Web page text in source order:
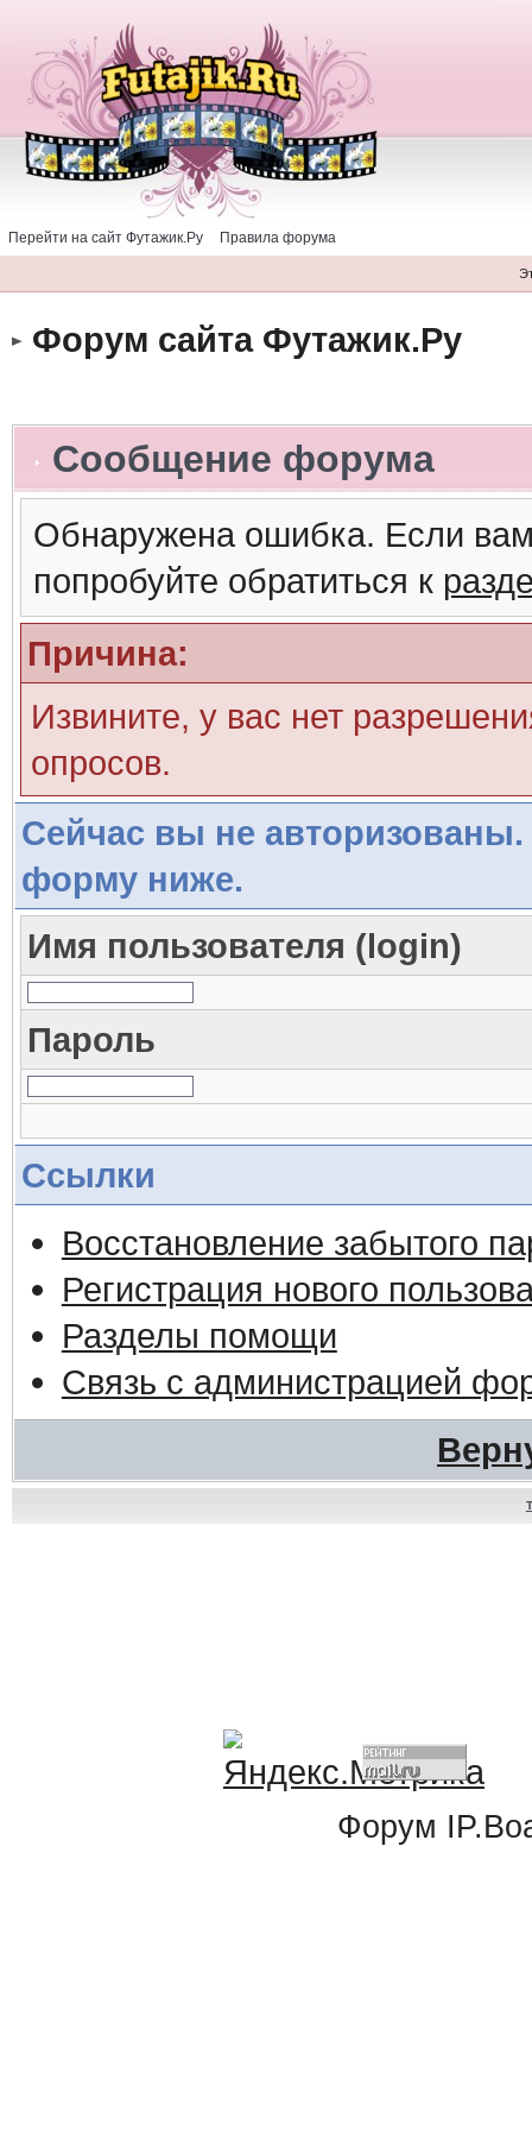
Перейти на сайт Футажик.Ру Правила форума
Форум сайта Футажик.Ру
Сообщение форума
Обнаружена ошибка. Если
попробуйте обратиться к
Причина:
Извините, у вас нет
опросов.
Сейчас вы не авторизованы.
форму ниже.
Имя пользователя (login)
Пароль
Ссылки
Восстановление забытого
Регистрация нового
Разделы помощи
Связь с администрацией
Форум